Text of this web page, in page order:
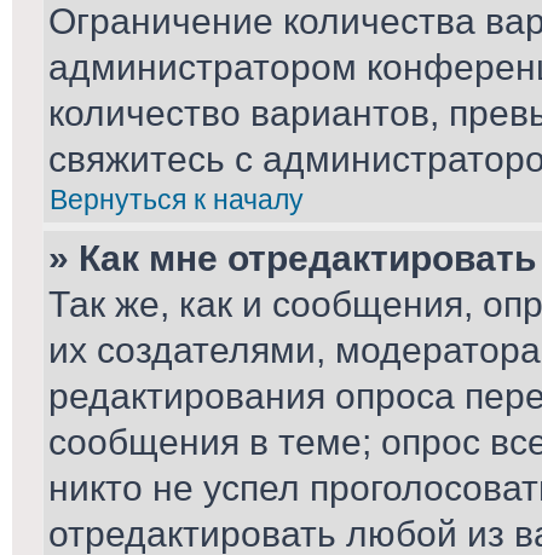
Ограничение количества
администратором
количество вариантов,
свяжитесь с
Вернуться к началу
» Как мне
Так же, как и сообщения,
их создателями,
редактирования опроса
сообщения в теме; опрос
никто не успел
отредактировать любой из